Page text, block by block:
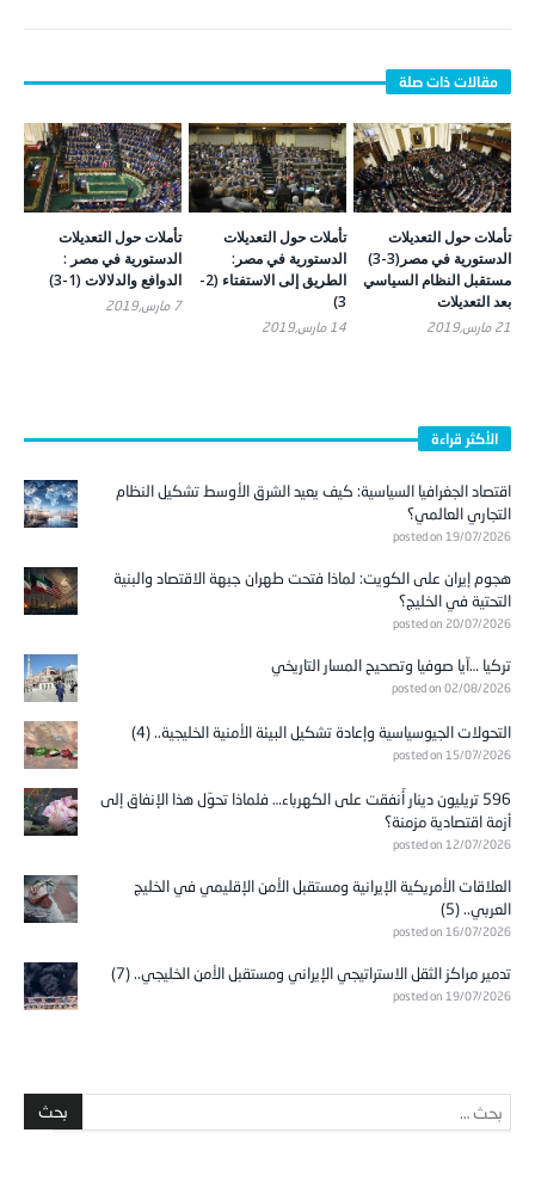
‬الدستورية‭ ‬في‭ ‬مصر‭ (‬3-3‭)
‬بعد‭ ‬التعديلات
21 مارس,2019
تأملات حول التعديلات
الدستورية في مصر:
الطريق إلى الاستفتاء (2-
3)
14 مارس,2019
تأملات حول التعديلات
الدستورية في مصر :
الدوافع والدلالات (1-3)
7 مارس,2019
الأكثر قراءة
اقتصاد الجغرافيا السياسية: كيف يعيد الشرق الأوسط تشكيل النظام
التجاري العالمي؟
posted on 19/07/2026
هجوم إيران على الكويت: لماذا فتحت طهران جبهة الاقتصاد والبنية
التحتية في الخليج؟
posted on 20/07/2026
تركيا …آيا صوفيا وتصحيح المسار التاريخي
posted on 02/08/2026
التحولات الجيوسياسية وإعادة تشكيل البيئة الأمنية الخليجية.. (4)
posted on 15/07/2026
596 تريليون دينار أُنفقت على الكهرباء… فلماذا تحوّل هذا الإنفاق إلى
أزمة اقتصادية مزمنة؟
posted on 12/07/2026
العلاقات الأمريكية الإيرانية ومستقبل الأمن الإقليمي في الخليج
العربي.. (5)
posted on 16/07/2026
تدمير مراكز الثقل الاستراتيجي الإيراني ومستقبل الأمن الخليجي.. (7)
posted on 19/07/2026